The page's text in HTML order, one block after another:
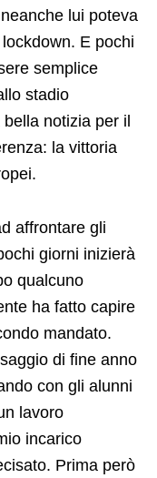
lui poteva
E pochi
semplice
stadio
notizia per il
la vittoria
affrontare gli
giorni inizierà
qualcuno
ha fatto capire
mandato.
di fine anno
con gli alunni
lavoro
incarico
Prima però